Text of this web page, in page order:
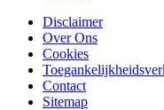
Disclaimer
Over Ons
Cookies
Contact
Sitemap